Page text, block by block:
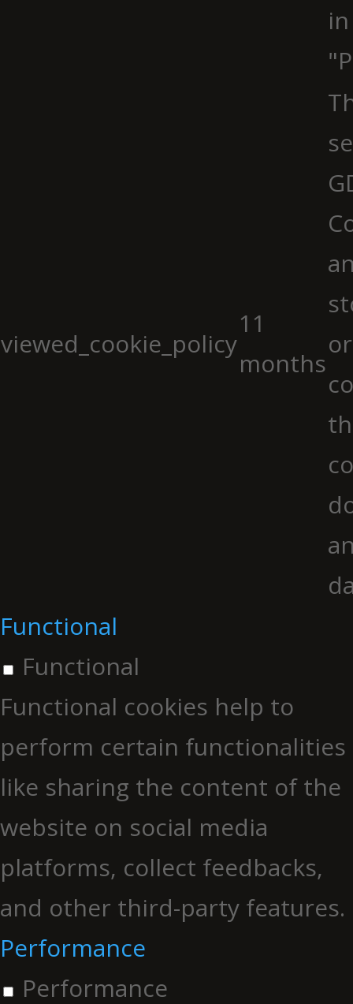
viewed_cookie_policy
11
months
Functional
Functional
Functional cookies help to
perform certain functionalities
like sharing the content of the
website on social media
platforms, collect feedbacks,
and other third-party features.
Performance
Performance